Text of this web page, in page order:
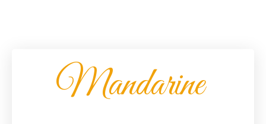
Mandarine